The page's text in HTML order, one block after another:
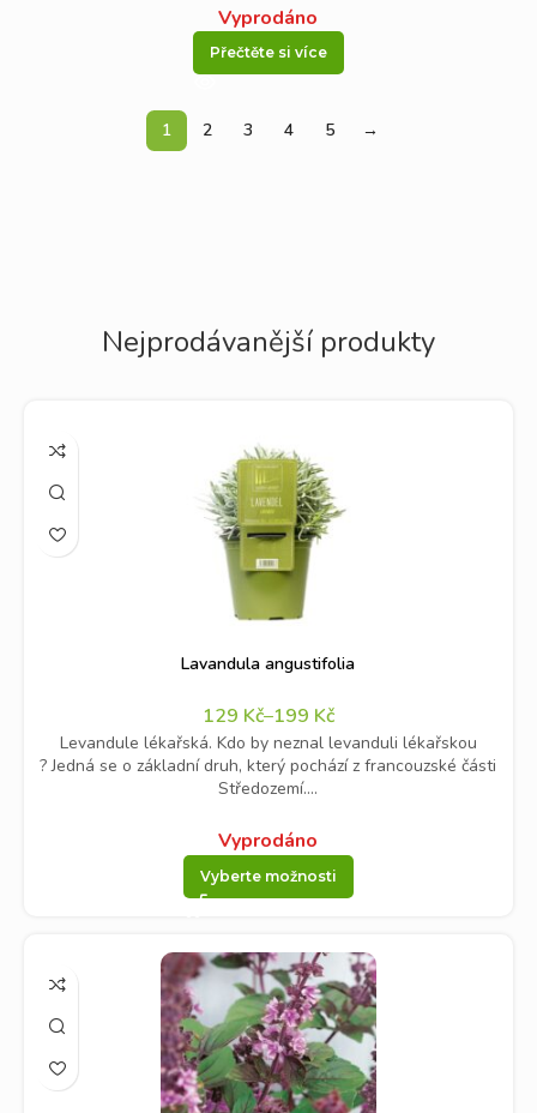
Vyprodáno
Přečtěte si více
1 2 3 4 5 →
Nejprodávanější produkty
Lavandula angustifolia
129 Kč–199 Kč
Levandule lékařská. Kdo by neznal levanduli lékařskou
? Jedná se o základní druh, který pochází z francouzské části
Středozemí....
Vyprodáno
Vyberte možnosti